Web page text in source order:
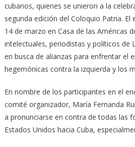
cubanos, quienes se unieron a la
segunda edición del Coloquio Patria.
14 de marzo en Casa de las Américas
intelectuales, periodistas y políticos de
en busca de alianzas para enfrentar el
hegemónicas contra la izquierda y los
En nombre de los participantes en el
comité organizador, María Fernanda
a pronunciarse en contra de todas las
Estados Unidos hacia Cuba,